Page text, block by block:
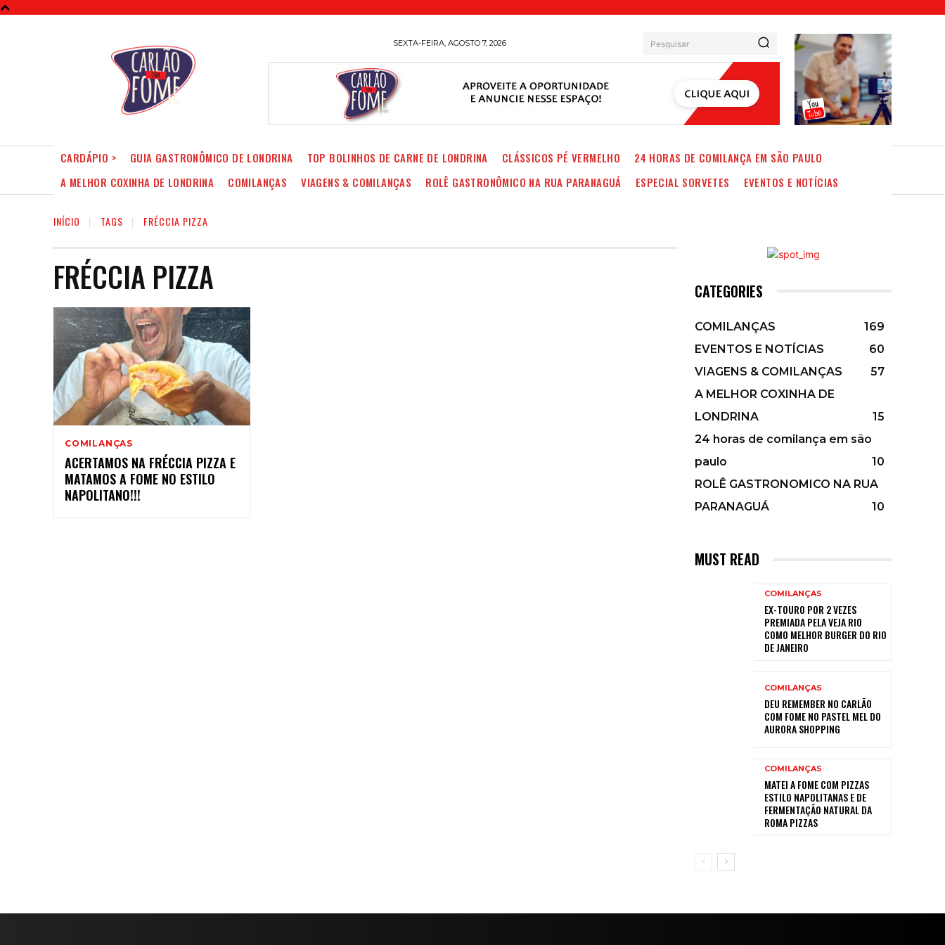
SEXTA-FEIRA, AGOSTO 7, 2026 Pesquisar
CARDÁPIO > GUIA GASTRONÔMICO DE LONDRINA TOP BOLINHOS DE CARNE DE LONDRINA CLÁSSICOS PÉ VERMELHO
24 HORAS DE COMILANÇA EM SÃO PAULO
A MELHOR COXINHA DE LONDRINA
COMILANÇAS VIAGENS & COMILANÇAS ROLÊ GASTRONÔMICO NA RUA PARANAGUÁ ESPECIAL SORVETES EVENTOS E NOTÍCIAS
INÍCIO TAGS FRÉCCIA PIZZA
FRÉCCIA PIZZA
COMILANÇAS
ACERTAMOS NA FRÉCCIA PIZZA E
MATAMOS A FOME NO ESTILO
NAPOLITANO!!!
CATEGORIES
COMILANÇAS
169
EVENTOS E NOTÍCIAS
60
VIAGENS & COMILANÇAS
57
A MELHOR COXINHA DE
LONDRINA
15
24 horas de comilança em são
paulo
10
ROLÊ GASTRONOMICO NA RUA
PARANAGUÁ
10
MUST READ
COMILANÇAS
EX-TOURO POR 2 VEZES
PREMIADA PELA VEJA RIO
COMO MELHOR BURGER DO RIO
DE JANEIRO
COMILANÇAS
DEU REMEMBER NO CARLÃO
COM FOME NO PASTEL MEL DO
AURORA SHOPPING
COMILANÇAS
MATEI A FOME COM PIZZAS
ESTILO NAPOLITANAS E DE
FERMENTAÇÃO NATURAL DA
ROMA PIZZAS